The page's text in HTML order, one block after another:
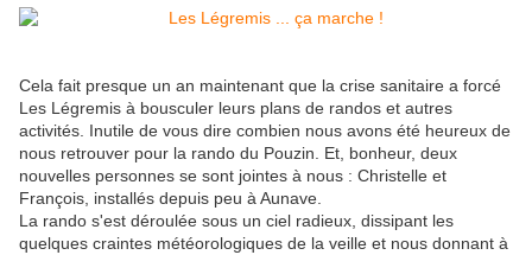
Cela fait presque un an maintenant que la crise sanitaire a forcé
Les Légremis à bousculer leurs plans de randos et autres
activités. Inutile de vous dire combien nous avons été heureux de
nous retrouver pour la rando du Pouzin. Et, bonheur, deux
nouvelles personnes se sont jointes à nous : Christelle et
François, installés depuis peu à Aunave.
La rando s'est déroulée sous un ciel radieux, dissipant les
quelques craintes météorologiques de la veille et nous donnant à